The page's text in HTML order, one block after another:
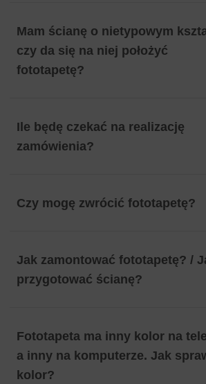
Mam ścianę o nietypowym
czy da się na niej położyć
fototapetę?
Ile będę czekać na realizację
zamówienia?
Czy mogę zwrócić fototapetę?
Jak zamontować fototapetę? /
przygotować ścianę?
Fototapeta ma inny kolor na
a inny na komputerze. Jak
kolor?